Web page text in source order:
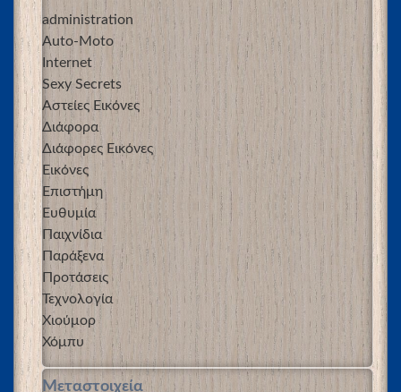
administration
Auto-Moto
Internet
Sexy Secrets
Αστείες Εικόνες
Διάφορα
Διάφορες Εικόνες
Εικόνες
Επιστήμη
Ευθυμία
Παιχνίδια
Παράξενα
Προτάσεις
Τεχνολογία
Χιούμορ
Χόμπυ
Μεταστοιχεία